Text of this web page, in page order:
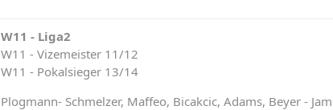
W11 - Liga2
W11 - Vizemeister 11/12
W11 - Pokalsieger 13/14
Plogmann- Schmelzer, Maffeo, Bicakcic, Adams, Beyer -